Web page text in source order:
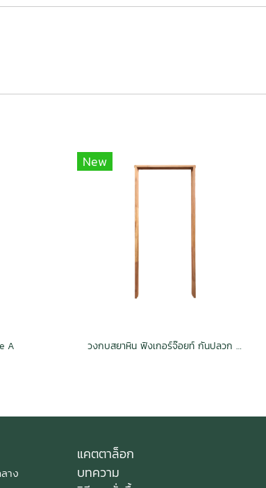
A
New
วงกบสยาหิน ฟิงเกอร์จ๊อยท์ กันปลวก H3.2
าง
แคตตาล็อก
บทความ